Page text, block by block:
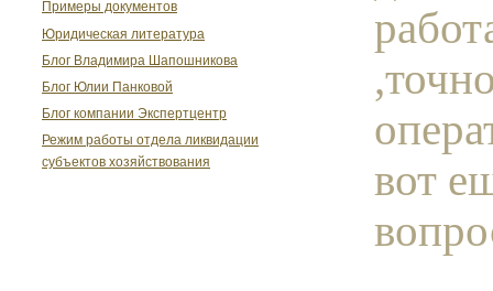
Примеры документов
Юридическая литература
Блог Владимира Шапошникова
Блог Юлии Панковой
Блог компании Экспертцентр
Режим работы отдела ликвидации
субъектов хозяйствования
вот